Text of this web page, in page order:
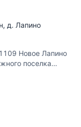
, д. Лапино
Новое Лапино
поселка
от
дом